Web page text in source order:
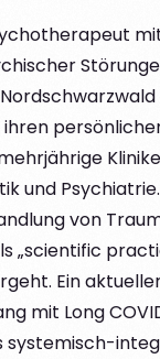
und
von
„scientific
Ein
mit Long
systemisch-